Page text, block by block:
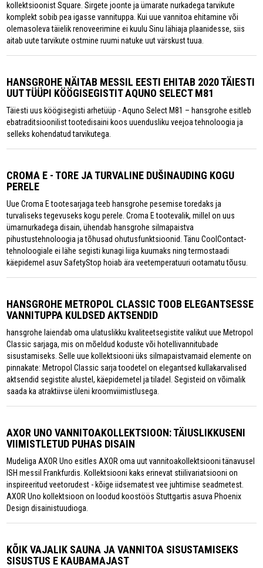
kollektsioonist Square. Sirgete joonte ja ümarate nurkadega tarvikute
komplekt sobib pea igasse vannituppa. Kui uue vannitoa ehitamine või
olemasoleva täielik renoveerimine ei kuulu Sinu lähiaja plaanidesse, siis
aitab uute tarvikute ostmine ruumi natuke uut värskust tuua.
HANSGROHE NÄITAB MESSIL EESTI EHITAB 2020 TÄIESTI
UUT TÜÜPI KÖÖGISEGISTIT AQUNO SELECT M81
Täiesti uus köögisegisti arhetüüp - Aquno Select M81 – hansgrohe esitleb
ebatraditsioonilist tootedisaini koos uuendusliku veejoa tehnoloogia ja
selleks kohendatud tarvikutega.
CROMA E - TORE JA TURVALINE DUŠINAUDING KOGU
PERELE
Uue Croma E tootesarjaga teeb hansgrohe pesemise toredaks ja
turvaliseks tegevuseks kogu perele. Croma E tootevalik, millel on uus
ümarnurkadega disain, ühendab hansgrohe silmapaistva
pihustustehnoloogia ja tõhusad ohutusfunktsioonid. Tänu CoolContact-
tehnoloogiale ei lähe segisti kunagi liiga kuumaks ning termostaadi
käepidemel asuv SafetyStop hoiab ära veetemperatuuri ootamatu tõusu.
HANSGROHE METROPOL CLASSIC TOOB ELEGANTSESSE
VANNITUPPA KULDSED AKTSENDID
hansgrohe laiendab oma ulatuslikku kvaliteetsegistite valikut uue Metropol
Classic sarjaga, mis on mõeldud koduste või hotellivannitubade
sisustamiseks. Selle uue kollektsiooni üks silmapaistvamaid elemente on
pinnakate: Metropol Classic sarja toodetel on elegantsed kullakarvalised
aktsendid segistite alustel, käepidemetel ja tiladel. Segisteid on võimalik
saada ka atraktiivse üleni kroomviimistlusega.
AXOR UNO VANNITOAKOLLEKTSIOON: TÄIUSLIKKUSENI
VIIMISTLETUD PUHAS DISAIN
Mudeliga AXOR Uno esitles AXOR oma uut vannitoakollektsiooni tänavusel
ISH messil Frankfurdis. Kollektsiooni kaks erinevat stiilivariatsiooni on
inspireeritud veetorudest - kõige iidsematest vee juhtimise seadmetest.
AXOR Uno kollektsioon on loodud koostöös Stuttgartis asuva Phoenix
Design disainistuudioga.
KÕIK VAJALIK SAUNA JA VANNITOA SISUSTAMISEKS
SISUSTUS E KAUBAMAJAST